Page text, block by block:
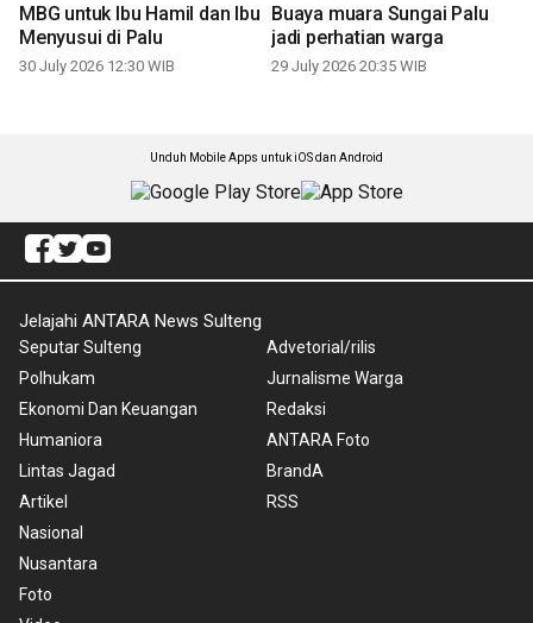
MBG untuk Ibu Hamil dan Ibu
Menyusui di Palu
30 July 2026 12:30 WIB
Buaya muara Sungai Palu
jadi perhatian warga
29 July 2026 20:35 WIB
Unduh Mobile Apps untuk iOS dan Android
Jelajahi ANTARA News Sulteng
Seputar Sulteng
Polhukam
Ekonomi Dan Keuangan
Humaniora
Lintas Jagad
Artikel
Nasional
Nusantara
Foto
Advetorial/rilis
Jurnalisme Warga
Redaksi
ANTARA Foto
BrandA
RSS